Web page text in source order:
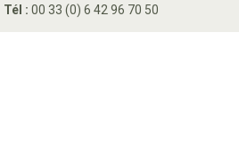
Tél : 00 33 (0) 6 42 96 70 50